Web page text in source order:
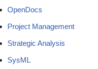
OpenDocs
Project Management
Strategic Analysis
SysML